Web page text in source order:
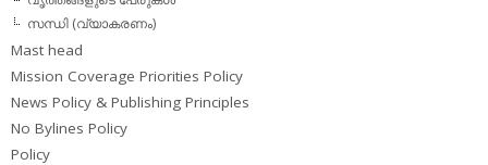
സന്ധി (വ്യാകരണം)
Mast head
Mission Coverage Priorities Policy
News Policy & Publishing Principles
No Bylines Policy
Policy